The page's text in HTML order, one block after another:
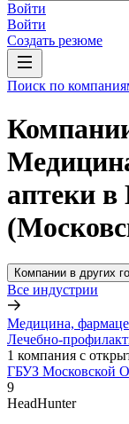
Войти
Войти
Создать резюме
Поиск по
аптеки
Компании в других
Все индустрии
Медицина,
Лечебно-
1 компания с
ГБУЗ Московской
9
HeadHunter